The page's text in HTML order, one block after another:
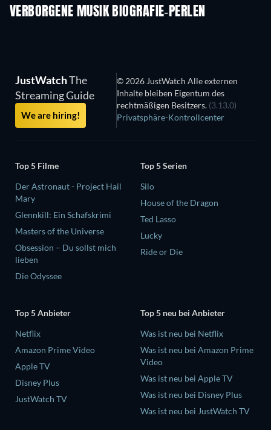
VERBORGENE MUSIK BIOGRAFIE-PERLEN
Serie
JustWatchThe
Streaming Guide
We are hiring!
© 2026 JustWatch Alle externen
Inhalte bleiben Eigentum des
rechtmäßigen Besitzers. (3.13.0)
Privatsphäre-Kontrollcenter
Top 5 Filme
Der Astronaut - Project Hail
Mary
Glennkill: Ein Schafskrimi
Masters of the Universe
Obsession – Du sollst mich
lieben
Die Odyssee
Top 5 Serien
Silo
House of the Dragon
Ted Lasso
Lucky
Ride or Die
Top 5 Anbieter
Netflix
Amazon Prime Video
Apple TV
Disney Plus
JustWatch TV
Top 5 neu bei Anbieter
Was ist neu bei Netflix
Was ist neu bei Amazon Prime
Video
Was ist neu bei Apple TV
Was ist neu bei Disney Plus
Was ist neu bei JustWatch TV